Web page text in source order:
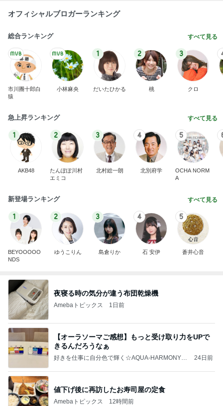
オフィシャルブロガーランキング
総合ランキング すべて見る
市川團十郎白
猿
小林麻央
1
だいたひかる
2
桃
3
クロ
急上昇ランキング すべて見る
1
AKB48
2
たんぽぽ川村
エミコ
3
北村総一朗
4
北別府学
5
OCHA NORM
A
新登場ランキング すべて見る
1
BEYOOOOO
NDS
2
ゆうこりん
3
島倉りか
4
石 安伊
5
蒼井心音
夜寝る時の気分が違う布団乾燥機
Amebaトピックス 1日前
【オーラソーマご感想】もっと受け取り力をUPで
きるんだろうなぁ
好きを仕事に自分色で輝く☆AQUA-HARMONY☆
24日前
値下げ後に再訪したお寿司屋の定食
Amebaトピックス 12時間前